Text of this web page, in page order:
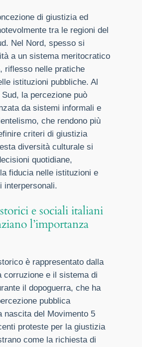
di giustizia ed
tra le regioni del
Nel Nord, spesso si
a un sistema meritocratico
riflesso nelle pratiche
istituzioni pubbliche. Al
la percezione può
da sistemi informali e
che rendono più
criteri di giustizia
diversità culturale si
quotidiane,
fiducia nelle istituzioni e
interpersonali.
e sociali italiani
l’importanza
è rappresentato dalla
corruzione e il sistema di
il dopoguerra, che ha
pubblica
nascita del Movimento 5
proteste per la giustizia
come la richiesta di